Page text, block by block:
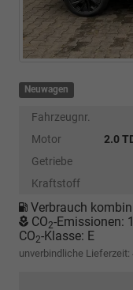
Neuwagen
Fahrzeugnr.
Motor
2.0
Getriebe
Kraftstoff
Verbrauch
CO2-Emissionen:
CO2-Klasse: E
unverbindliche Lieferzeit: